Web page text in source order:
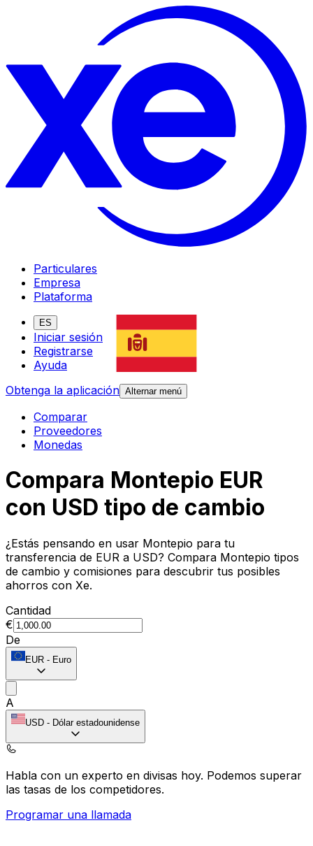
Particulares
Empresa
Plataforma
ES
Iniciar sesión
Registrarse
Ayuda
Obtenga la aplicación Alternar menú
Comparar
Proveedores
Monedas
Compara Montepio EUR
con USD tipo de cambio
¿Estás pensando en usar Montepio para tu
transferencia de EUR a USD? Compara Montepio tipos
de cambio y comisiones para descubrir tus posibles
ahorros con Xe.
Cantidad
€
De
EUR - Euro
A
USD - Dólar estadounidense
Habla con un experto en divisas hoy. Podemos superar
las tasas de los competidores.
Programar una llamada